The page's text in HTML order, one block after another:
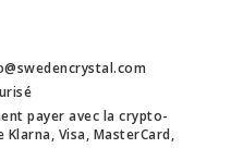
payer avec la crypto-
Visa, MasterCard,